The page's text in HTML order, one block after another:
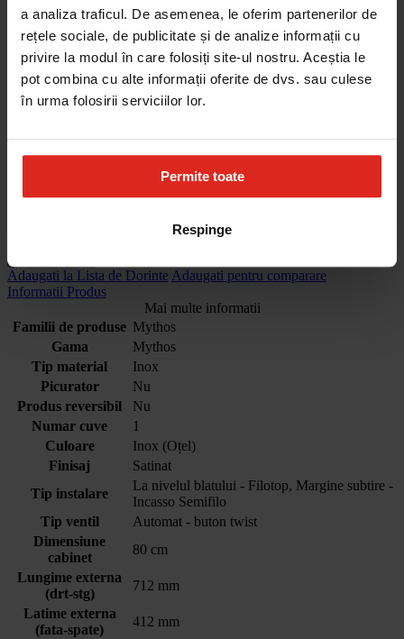
a analiza traficul. De asemenea, le oferim partenerilor de
rețele sociale, de publicitate și de analize informații cu
privire la modul în care folosiți site-ul nostru. Aceștia le
pot combina cu alte informații oferite de dvs. sau culese
în urma folosirii serviciilor lor.
Permite toate
Respinge
Cod Produs
127.0673.497
Pachet format din:
- Baterie Active Twist
Adaugati la Lista de Dorinte Adaugati pentru comparare
Informatii Produs
Mai multe informatii
Familii de produse Mythos
Gama
Mythos
Tip material
Inox
Picurator
Nu
Produs reversibil
Nu
Numar cuve
1
Culoare
Inox (Oțel)
Finisaj
Satinat
Tip instalare
La nivelul blatului - Filotop, Margine subtire -
Incasso Semifilo
Tip ventil
Automat - buton twist
Dimensiune
cabinet
80 cm
Lungime externa
(drt-stg)
712 mm
Latime externa
(fata-spate)
412 mm